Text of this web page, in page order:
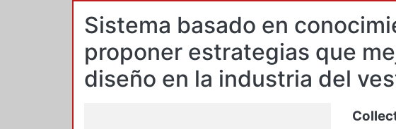
Sistema basado en
proponer estrategias que
diseño en la industria del